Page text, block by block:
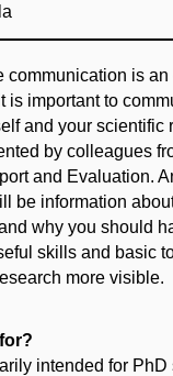
communication is
is important to
and your scientific
by colleagues
and Evaluation.
be information
why you should
skills and basic
more visible.
intended for PhD